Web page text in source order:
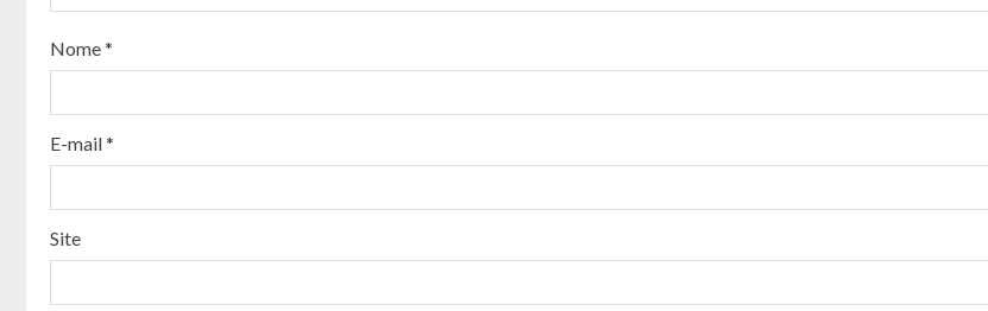
a
d
i
n
g
Nome*
E-mail*
Site